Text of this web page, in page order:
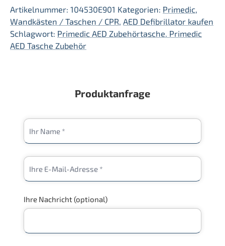
Artikelnummer: 104530E901 Kategorien: Primedic,
Wandkästen / Taschen / CPR, AED Defibrillator kaufen
Schlagwort: Primedic AED Zubehörtasche. Primedic
AED Tasche Zubehör
Produktanfrage
Ihre Nachricht (optional)